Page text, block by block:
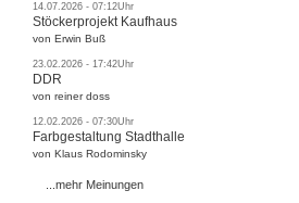
14.07.2026 - 07:12Uhr
Stöckerprojekt Kaufhaus
von Erwin Buß
23.02.2026 - 17:42Uhr
DDR
von reiner doss
12.02.2026 - 07:30Uhr
Farbgestaltung Stadthalle
von Klaus Rodominsky
...mehr Meinungen